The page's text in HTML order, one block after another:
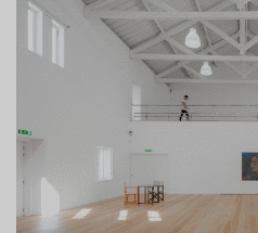
CARTÕES